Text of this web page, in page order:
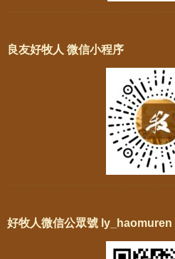
良友好牧人 微信小程序
好牧人微信公眾號 ly_haomuren